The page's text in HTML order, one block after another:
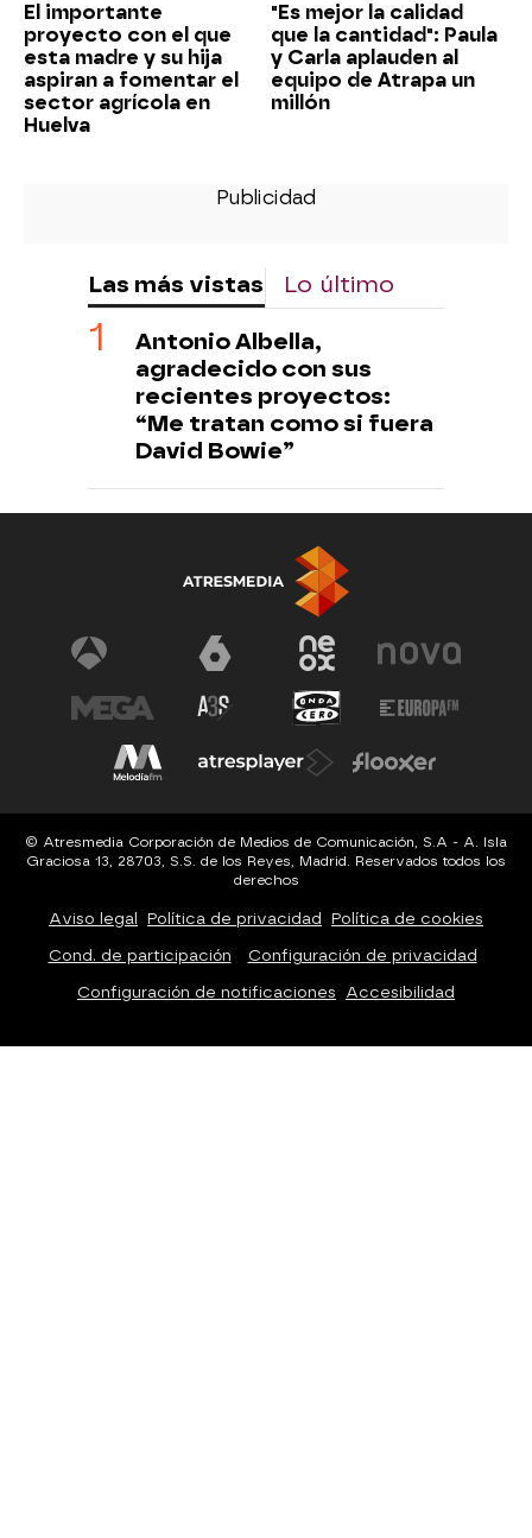
El importante
proyecto con el que
esta madre y su hija
aspiran a fomentar el
sector agrícola en
Huelva
"Es mejor la calidad
que la cantidad": Paula
y Carla aplauden al
equipo de Atrapa un
millón
Las más vistas Lo último
Antonio Albella,
agradecido con sus
recientes proyectos:
“Me tratan como si fuera
David Bowie”
© Atresmedia Corporación de Medios de Comunicación, S.A - A. Isla
Graciosa 13, 28703, S.S. de los Reyes, Madrid. Reservados todos los
derechos
Aviso legal Política de privacidad Política de cookies
Cond. de participación Configuración de privacidad
Configuración de notificaciones Accesibilidad